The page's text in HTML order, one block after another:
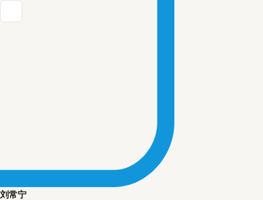
刘常宁